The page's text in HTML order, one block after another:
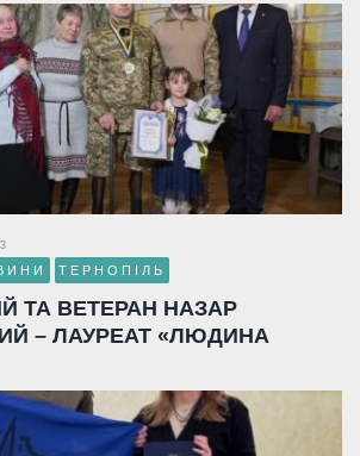
ТЕРНОПІЛЬ
ТА ВЕТЕРАН НАЗАР
– ЛАУРЕАТ «ЛЮДИНА